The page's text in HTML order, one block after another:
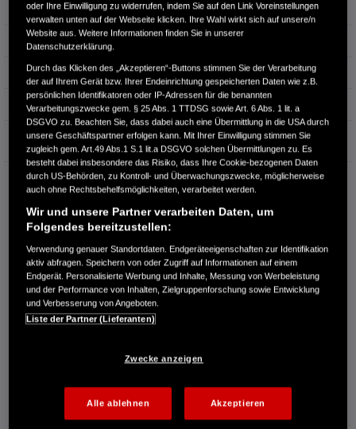
Leistung 113 kW / 154 PS
Hubraum 0 cm³
Erstzulassung 06.2020
Bauart Kleinwagen
Garantie
AUTOHAUS ECKER GMBH
Kaiserstraße 79
66851 Hauptstuhl
RUFEN SIE UNS AN:
063724607
Route planen
Händlerbestand anzeigen
E-MAIL-ANFRAGE
oder Ihre Einwilligung zu widerrufen, indem Sie auf den Link Voreinstellungen
verwalten unten auf der Webseite klicken. Ihre Wahl wirkt sich auf unsere/n
Website aus. Weitere Informationen finden Sie in unserer
Datenschutzerklärung.
Durch das Klicken des „Akzeptieren“-Buttons stimmen Sie der Verarbeitung
der auf Ihrem Gerät bzw. Ihrer Endeinrichtung gespeicherten Daten wie z.B.
persönlichen Identifikatoren oder IP-Adressen für die benannten
Verarbeitungszwecke gem. § 25 Abs. 1 TTDSG sowie Art. 6 Abs. 1 lit. a
DSGVO zu. Beachten Sie, dass dabei auch eine Übermittlung in die USA durch
unsere Geschäftspartner erfolgen kann. Mit Ihrer Einwilligung stimmen Sie
zugleich gem. Art.49 Abs.1 S.1 lit.a DSGVO solchen Übermittlungen zu. Es
besteht dabei insbesondere das Risiko, dass Ihre Cookie-bezogenen Daten
durch US-Behörden, zu Kontroll- und Überwachungszwecke, möglicherweise
auch ohne Rechtsbehelfsmöglichkeiten, verarbeitet werden.
Wir und unsere Partner verarbeiten Daten, um
Folgendes bereitzustellen:
Verwendung genauer Standortdaten. Endgeräteeigenschaften zur Identifikation
aktiv abfragen. Speichern von oder Zugriff auf Informationen auf einem
Endgerät. Personalisierte Werbung und Inhalte, Messung von Werbeleistung
und der Performance von Inhalten, Zielgruppenforschung sowie Entwicklung
und Verbesserung von Angeboten.
Liste der Partner (Lieferanten)
Zwecke anzeigen
Alle ablehnen Akzeptieren